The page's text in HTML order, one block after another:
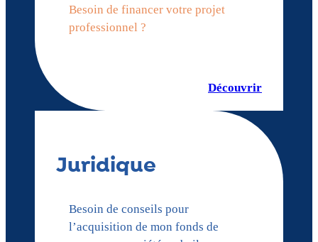
Besoin de financer votre projet
professionnel ?
Découvrir
Juridique
Besoin de conseils pour
l’acquisition de mon fonds de